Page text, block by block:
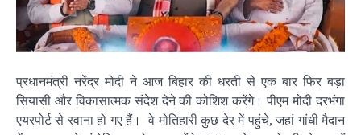
प्रधानमंत्री नरेंद्र मोदी ने आज बिहार की धरती से एक बार फिर बड़ा
सियासी और विकासात्मक संदेश देने की कोशिश करेंगे। पीएम मोदी दरभंगा
एयरपोर्ट से रवाना हो गए हैं। वे मोतिहारी कुछ देर में पहुंचे, जहां गांधी मैदान